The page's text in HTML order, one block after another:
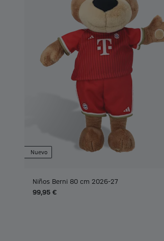
Nuevo
Niños Berni 80 cm 2026-27
99,95 €